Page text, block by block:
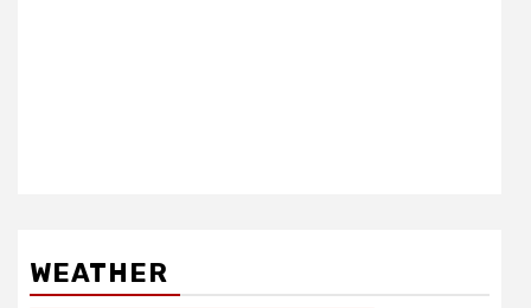
WEATHER